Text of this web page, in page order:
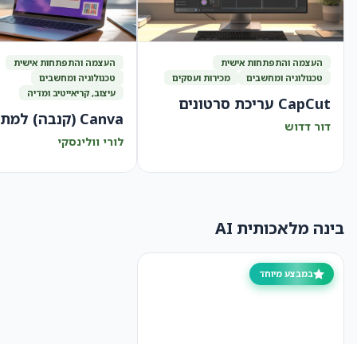
העצמה והתפתחות אישית
טכנולוגיה ומחשבים
מכירות ועסקים
CapCut עריכת סרטונים
דור דדוש
העצמה והתפתחות אישית
טכנולוגיה ומחשבים
עיצוב, קריאייטיב ומדיה
Canva (קנבה) למתחילים
לורי וולינסקי
בינה מלאכותית AI
במבצע מיוחד